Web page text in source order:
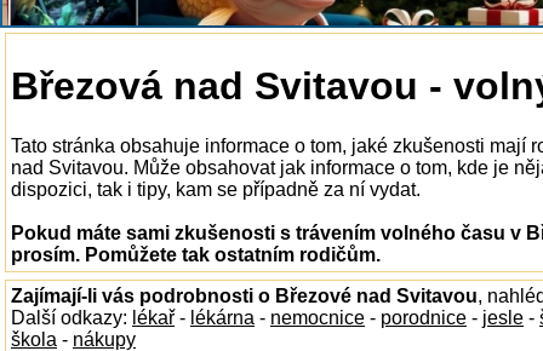
Březová nad Svitavou -
Tato stránka obsahuje informace o tom, jaké zkušenosti mají
nad Svitavou. Může obsahovat jak informace o tom, kde je
dispozici, tak i tipy, kam se případně za ní vydat.
Pokud máte sami zkušenosti s trávením volného času v
prosím. Pomůžete tak ostatním rodičům.
Zajímají-li vás podrobnosti o Březové nad Svitavou,
Další odkazy: lékař - lékárna - nemocnice - porodnice - jesle -
škola - nákupy